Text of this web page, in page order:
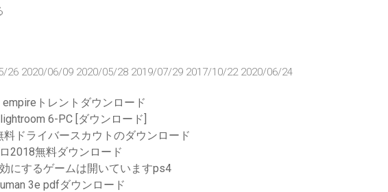
26 2020/06/09 2020/05/28 2019/07/29 2017/10/22 2020/06/24
トレントダウンロード
6-PC [ダウンロード]
ドライバースカウトのダウンロード
2018無料ダウンロード
にするゲームは開いていますps4
3e pdfダウンロード